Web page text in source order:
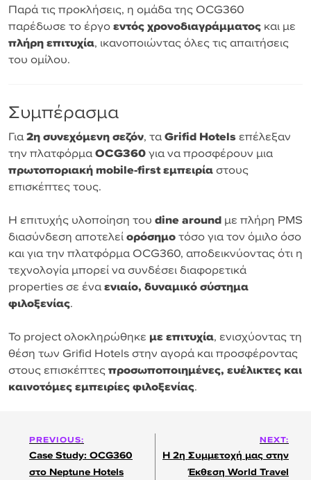
Παρά τις προκλήσεις, η ομάδα της OCG360
παρέδωσε το έργοεντός χρονοδιαγράμματος και με
πλήρη επιτυχία, ικανοποιώντας όλες τις απαιτήσεις
του ομίλου.
Συμπέρασμα
Για2η συνεχόμενη σεζόν, ταGrifid Hotels επέλεξαν
την πλατφόρμαOCG360για να προσφέρουν μια
πρωτοποριακή mobile-first εμπειρίαστους
επισκέπτες τους.
Η επιτυχής υλοποίηση του dine around με πλήρη PMS
διασύνδεση αποτελείορόσημοτόσο για τον όμιλο όσο
και για την πλατφόρμα OCG360, αποδεικνύοντας ότι η
τεχνολογία μπορεί να συνδέσει διαφορετικά
properties σε έναενιαίο, δυναμικό σύστημα
φιλοξενίας.
Το project ολοκληρώθηκε με επιτυχία, ενισχύοντας τη
θέση των Grifid Hotels στην αγορά και προσφέροντας
στους επισκέπτεςπροσωποποιημένες, ευέλικτες και
καινοτόμες εμπειρίες φιλοξενίας.
Πλοήγηση
άρθρων
PREVIOUS:
Case Study: OCG360
στο Neptune Hotels
NEXT:
Η 2η Συμμετοχή μας στην
Έκθεση World Travel